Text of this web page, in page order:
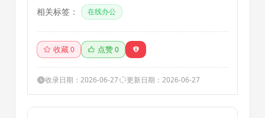
相关标签： 在线办公
收藏0 点赞0
收录日期：2026-06-27 更新日期：2026-06-27